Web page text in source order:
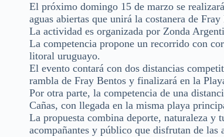
El próximo domingo 15 de marzo se
aguas abiertas que unirá la costanera de
La actividad es organizada por Zonda
La competencia propone un recorrido con
litoral uruguayo.
El evento contará con dos distancias
rambla de Fray Bentos y finalizará en la
Por otra parte, la competencia de una
Cañas, con llegada en la misma playa
La propuesta combina deporte, naturaleza y
acompañantes y público que disfrutan de las